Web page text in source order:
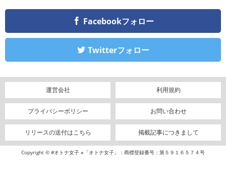
Facebookフォロー
Twitterフォロー
運営会社 利用規約
プライバシーポリシー お問い合わせ
リリースの送付はこちら 掲載記事につきまして
Copyright © #オトナ女子 ※「オトナ女子」：商標登録番号：第５９１６５７４号